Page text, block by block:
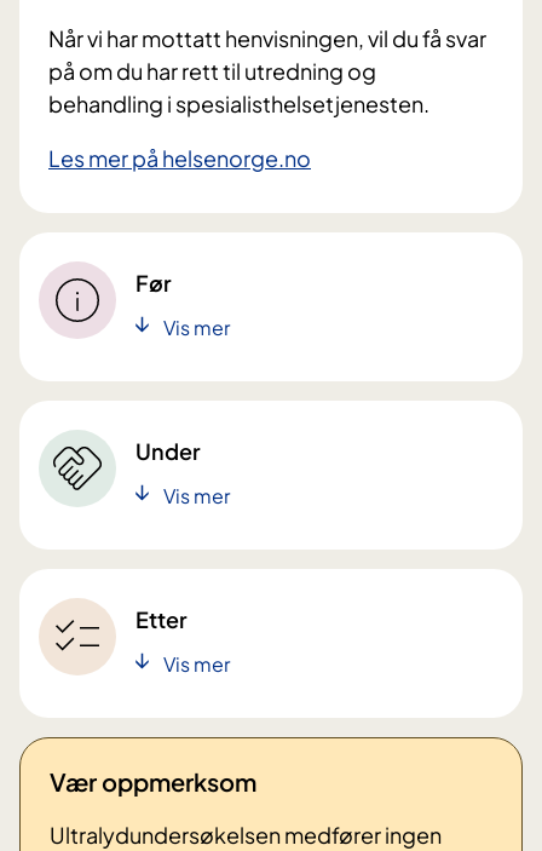
Når vi har mottatt henvisningen, vil du få svar
på om du har rett til utredning og
behandling i spesialisthelsetjenesten.
Les mer på helsenorge.no
Før
Vis mer
Under
Vis mer
Etter
Vis mer
Vær oppmerksom
Ultralydundersøkelsen medfører ingen